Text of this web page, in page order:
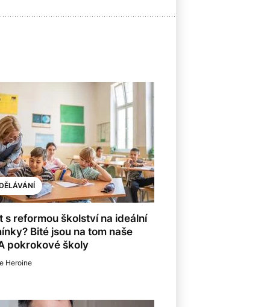
s reformou školství na ideální
Bité jsou na tom naše
pokrokové školy
Heroine